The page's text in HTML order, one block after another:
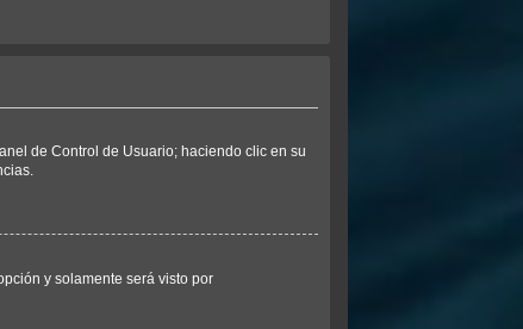
de Control de Usuario; haciendo clic en su
y solamente será visto por